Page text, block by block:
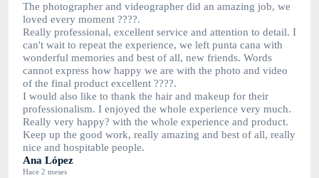
The photographer and videographer did an amazing job, we
loved every moment ????.
Really professional, excellent service and attention to detail. I
can't wait to repeat the experience, we left punta cana with
wonderful memories and best of all, new friends. Words
cannot express how happy we are with the photo and video
of the final product excellent ????.
I would also like to thank the hair and makeup for their
professionalism. I enjoyed the whole experience very much.
Really very happy? with the whole experience and product.
Keep up the good work, really amazing and best of all, really
nice and hospitable people.
Ana López
Hace 2 meses